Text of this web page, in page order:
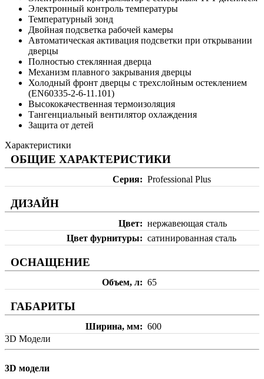
Электронный контроль температуры
Температурный зонд
Двойная подсветка рабочей камеры
Автоматическая активация подсветки при открывании
дверцы
Полностью стеклянная дверца
Механизм плавного закрывания дверцы
Холодный фронт дверцы с трехслойным остеклением
(EN60335-2-6-11.101)
Высококачественная термоизоляция
Тангенциальный вентилятор охлаждения
Защита от детей
Характеристики
ОБЩИЕ ХАРАКТЕРИСТИКИ
Серия Professional Plus
ДИЗАЙН
Цвет
нержавеющая сталь
Цвет фурнитуры
сатинированная сталь
ОСНАЩЕНИЕ
Объем, л 65
ГАБАРИТЫ
Ширина, мм
600
3D Модели
3D модели